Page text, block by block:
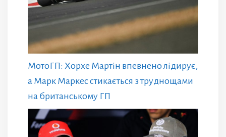
МотоГП: Хорхе Мартін впевнено лідирує,
а Марк Маркес стикається з труднощами
на британському ГП